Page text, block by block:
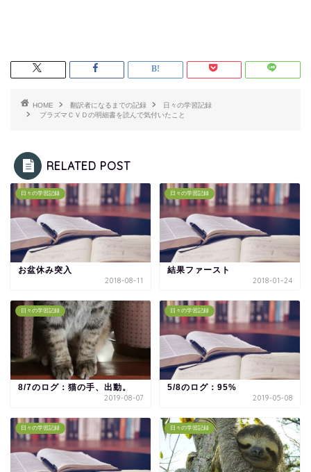
HOME 翻訳者になるまでの記録
日々の学習記録
プラズマＣＶＤの明細書を読んで気付いたこと
RELATED POST
日々の学習記録
お盆休み突入
2018-08-11
日々の学習記録
結果ファースト
2018-01-24
日々の学習記録
8/7のログ：猫の手、出動。
2019-08-07
日々の学習記録
5/8のログ：95%
2019-05-08
日々の学習記録 日々の学習記録